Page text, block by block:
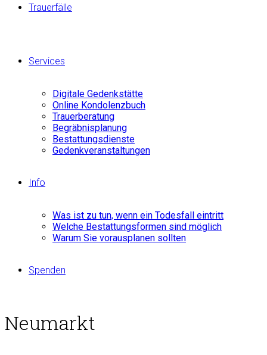
Trauerfälle
Services
Digitale Gedenkstätte
Online Kondolenzbuch
Trauerberatung
Begräbnisplanung
Bestattungsdienste
Gedenkveranstaltungen
Info
Was ist zu tun, wenn ein Todesfall eintritt
Welche Bestattungsformen sind möglich
Warum Sie vorausplanen sollten
Spenden
Neumarkt